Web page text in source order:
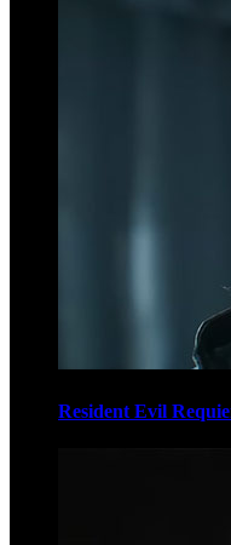
Resident Evil